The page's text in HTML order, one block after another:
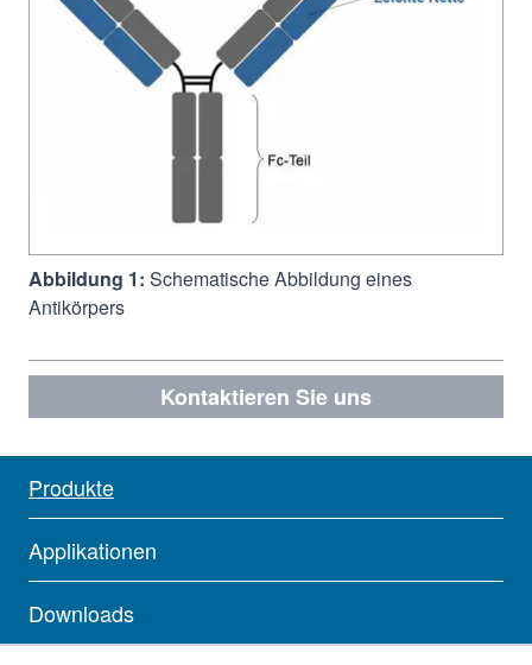
Abbildung 1: Schematische Abbildung eines
Antikörpers
Kontaktieren Sie uns
Produkte
Applikationen
Downloads